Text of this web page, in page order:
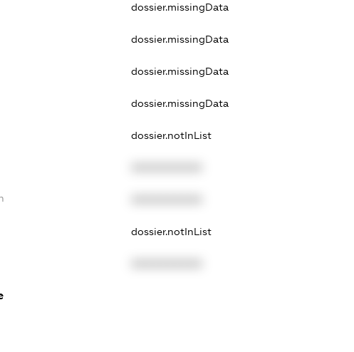
dossier.missingData
dossier.missingData
dossier.missingData
dossier.missingData
dossier.notInList
dossier.notInList